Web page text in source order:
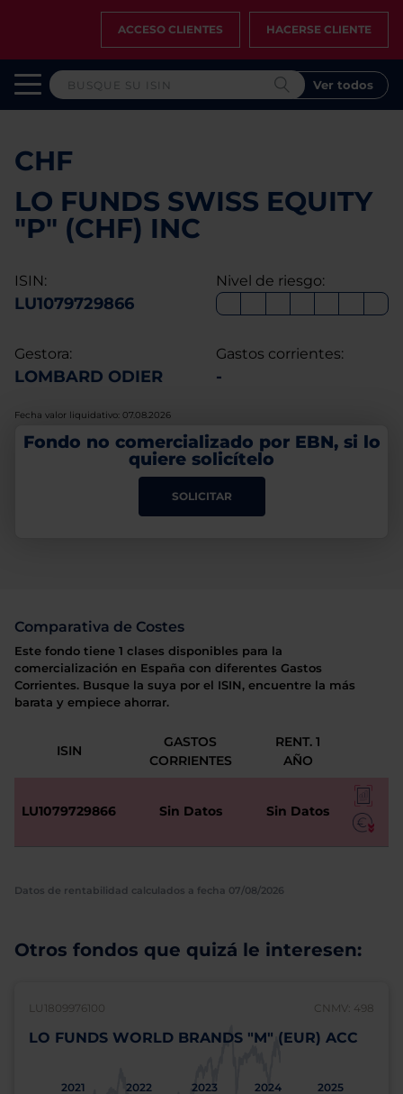
ACCESO CLIENTES HACERSE CLIENTE
Ver todos
CHF
LO FUNDS SWISS EQUITY
"P" (CHF) INC
ISIN:
LU1079729866
Nivel de riesgo:
Gestora:
LOMBARD ODIER
Gastos corrientes:
-
Fecha valor liquidativo: 07.08.2026
Fondo no comercializado por EBN, si lo
quiere solicítelo
SOLICITAR
Comparativa de Costes
Este fondo tiene 1 clases disponibles para la
comercialización en España con diferentes Gastos
Corrientes. Busque la suya por el ISIN, encuentre la más
barata y empiece ahorrar.
ISIN
GASTOS
CORRIENTES
RENT. 1
AÑO
LU1079729866 Sin Datos Sin Datos
Datos de rentabilidad calculados a fecha 07/08/2026
Otros fondos que quizá le interesen:
LU1809976100 CNMV: 498
LO FUNDS WORLD BRANDS "M" (EUR) ACC
2021 2022 2023 2024 2025